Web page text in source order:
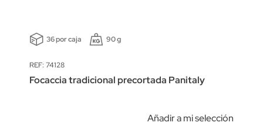
36 por caja 90 g
REF: 74128
Focaccia tradicional precortada Panitaly
Añadir a mi selección